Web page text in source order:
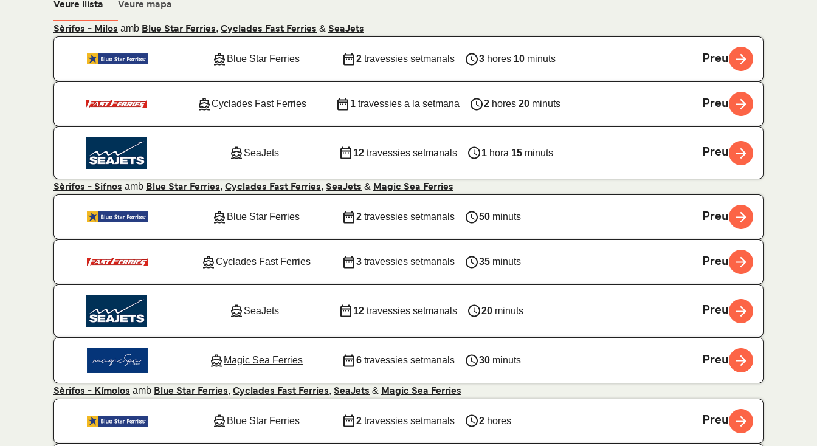
Veure llista Veure mapa
Sèrifos - Milos amb Blue Star Ferries, Cyclades Fast Ferries & SeaJets
Blue Star Ferries 2 travessies setmanals 3 hores 10 minuts Preu
Cyclades Fast Ferries 1 travessies a la setmana 2 hores20 minuts Preu
SeaJets 12 travessies setmanals 1 hora 15 minuts Preu
Sèrifos - Sifnos amb Blue Star Ferries, Cyclades Fast Ferries, SeaJets & Magic Sea Ferries
Blue Star Ferries 2 travessies setmanals 50 minuts Preu
Cyclades Fast Ferries 3 travessies setmanals 35 minuts Preu
SeaJets 12 travessies setmanals 20 minuts Preu
Magic Sea Ferries 6 travessies setmanals 30 minuts Preu
Sèrifos - Kímolos amb Blue Star Ferries, Cyclades Fast Ferries, SeaJets & Magic Sea Ferries
Blue Star Ferries 2 travessies setmanals 2 hores Preu